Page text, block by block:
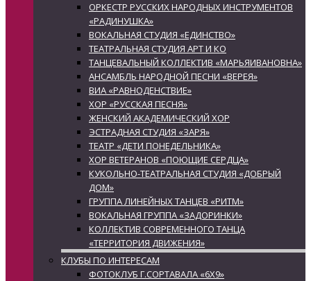
ОРКЕСТР РУССКИХ НАРОДНЫХ ИНСТРУМЕНТОВ
«РАДИНУШКА»
ВОКАЛЬНАЯ СТУДИЯ «ЕДИНСТВО»
ТЕАТРАЛЬНАЯ СТУДИЯ АРТ И КО
ТАНЦЕВАЛЬНЫЙ КОЛЛЕКТИВ «МАРЬЯИВАНОВНА»
АНСАМБЛЬ НАРОДНОЙ ПЕСНИ «ВЕРЕЯ»
ВИА «РАВНОДЕНСТВИЕ»
ХОР «РУССКАЯ ПЕСНЯ»
ЖЕНСКИЙ АКАДЕМИЧЕСКИЙ ХОР
ЭСТРАДНАЯ СТУДИЯ «ЗАРЯ»
ТЕАТР «ДЕТИ ПОНЕДЕЛЬНИКА»
ХОР ВЕТЕРАНОВ «ПОЮЩИЕ СЕРДЦА»
КУКОЛЬНО-ТЕАТРАЛЬНАЯ СТУДИЯ «ДОБРЫЙ
ДОМ»
ГРУППА ЛИНЕЙНЫХ ТАНЦЕВ «РИТМ»
ВОКАЛЬНАЯ ГРУППА «ЗАДОРИНКИ»
КОЛЛЕКТИВ СОВРЕМЕННОГО ТАНЦА
«ТЕРРИТОРИЯ ДВИЖЕНИЯ»
КЛУБЫ ПО ИНТЕРЕСАМ
ФОТОКЛУБ Г.СОРТАВАЛА «6Х9»